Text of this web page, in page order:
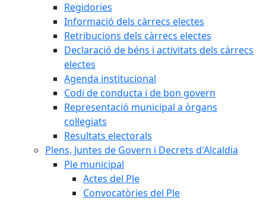
Regidories
Informació dels càrrecs electes
Retribucions dels càrrecs electes
Declaració de béns i activitats dels càrrecs
electes
Agenda institucional
Codi de conducta i de bon govern
Representació municipal a òrgans
col·legiats
Resultats electorals
Plens, Juntes de Govern i Decrets d'Alcaldia
Ple municipal
Actes del Ple
Convocatòries del Ple